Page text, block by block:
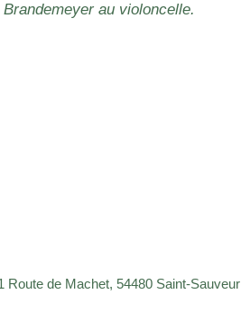
au violoncelle.
Route de Machet, 54480 Saint-Sauveur